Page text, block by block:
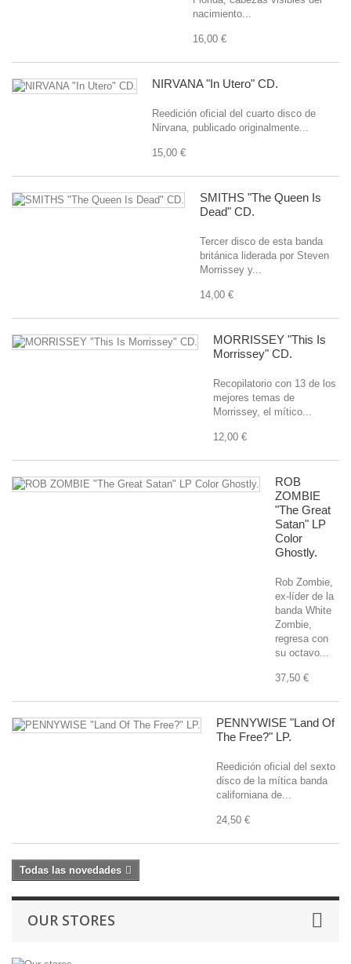
nacimiento...
16,00 €
NIRVANA "In Utero" CD.
Reedición oficial del cuarto disco de
Nirvana, publicado originalmente...
15,00 €
SMITHS "The Queen Is
Dead" CD.
Tercer disco de esta banda
británica liderada por Steven
Morrissey y...
14,00 €
MORRISSEY "This Is
Morrissey" CD.
Recopilatorio con 13 de los
mejores temas de
Morrissey, el mítico...
12,00 €
ROB
ZOMBIE
"The Great
Satan" LP
Color
Ghostly.
Rob Zombie,
ex-líder de la
banda White
Zombie,
regresa con
su octavo...
37,50 €
PENNYWISE "Land Of
The Free?" LP.
Reedición oficial del sexto
disco de la mítica banda
californiana de...
24,50 €
Todas las novedades
OUR STORES